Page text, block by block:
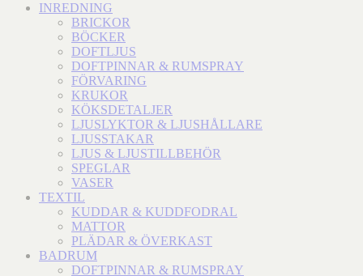
INREDNING
BRICKOR
BÖCKER
DOFTLJUS
DOFTPINNAR & RUMSPRAY
FÖRVARING
KRUKOR
KÖKSDETALJER
LJUSLYKTOR & LJUSHÅLLARE
LJUSSTAKAR
LJUS & LJUSTILLBEHÖR
SPEGLAR
VASER
TEXTIL
KUDDAR & KUDDFODRAL
MATTOR
PLÄDAR & ÖVERKAST
BADRUM
DOFTPINNAR & RUMSPRAY